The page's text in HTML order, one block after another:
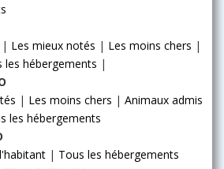
| Les mieux notés | Les moins chers |
les hébergements |
| Les moins chers | Animaux admis
les hébergements
| Tous les hébergements